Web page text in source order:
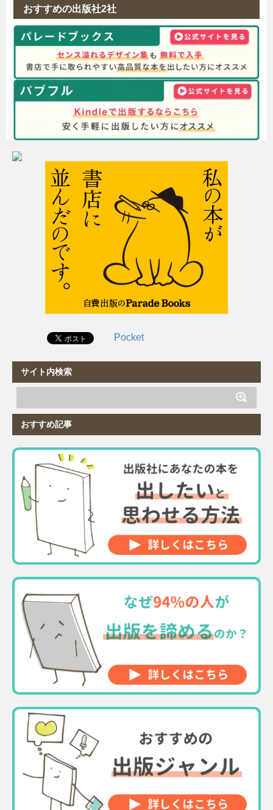
おすすめの出版社2社
Pocket
サイト内検索
おすすめ記事